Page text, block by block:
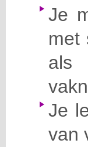
Je
met
als
Je
van